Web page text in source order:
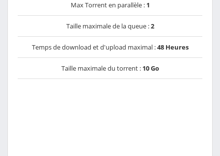
Max Torrent en parallèle : 1
Taille maximale de la queue :2
Temps de download et d'upload maximal :48 Heures
Taille maximale du torrent : 10 Go